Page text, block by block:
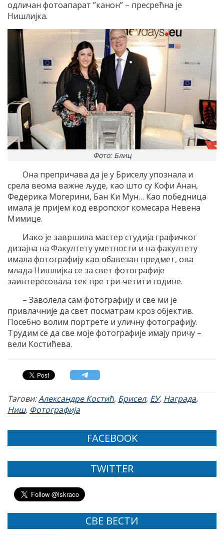
одличан фотоапарат ”канон” – пресрећна је
Нишлијка.
Фото: Блиц
Она препричава да је у Бриселу упознала и
срела веома важне људе, као што су Кофи Анан,
Федерика Могерини, Бан Ки Мун… Као победница
имала је пријем код европског комесара Невена
Мимице.
Иако је завршила мастер студија графичког
дизајна на Факултету уметности и на факултету
имала фотографију као обавезан предмет, ова
млада Нишлијка се за свет фотографије
заинтересовала тек пре три-четити године.
– Заволела сам фотографију и све ми је
привлачније да свет посматрам кроз објектив.
Посебно волим портрете и уличну фотографију.
Трудим се да све моје фотографије имају причу –
вели Костићева.
Тагови:Александре Костић, Брисел, ЕУ, Награда,
Ниш, Фотографија
FACEBOOK
TWITTER
СВЕ ВЕСТИ